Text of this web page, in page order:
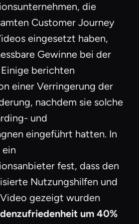
die
Customer Journey
eingesetzt haben,
Gewinne bei der
berichten
einer Verringerung der
nachdem sie solche
und
eingeführt hatten. In
ein
fest, dass den
Nutzungshilfen und
gezeigt wurden
um 40%